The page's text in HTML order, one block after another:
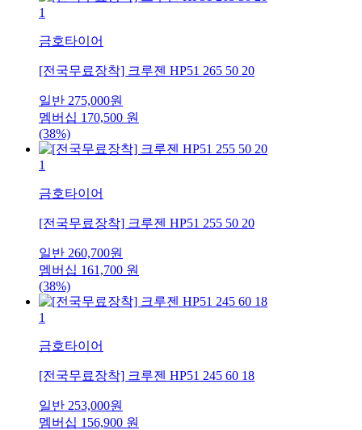
1
금호타이어
[전국무료장착] 크루젠 HP51 265 50 20
일반 275,000원
멤버십 170,500 원
(38%)
1
금호타이어
[전국무료장착] 크루젠 HP51 255 50 20
일반 260,700원
멤버십 161,700 원
(38%)
1
금호타이어
[전국무료장착] 크루젠 HP51 245 60 18
일반 253,000원
멤버십 156,900 원